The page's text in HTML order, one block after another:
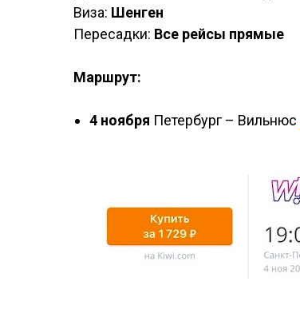
Виза: Шенген
Пересадки: Все рейсы прямые
Маршрут:
4 ноября Петербург – Вильнюс